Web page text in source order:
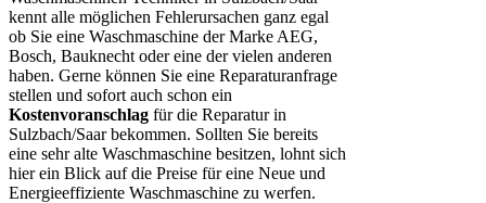
kennt alle möglichen Fehlerursachen ganz egal
ob Sie eine Waschmaschine der Marke AEG,
Bosch, Bauknecht oder eine der vielen anderen
haben. Gerne können Sie eine Reparaturanfrage
stellen und sofort auch schon ein
Kostenvoranschlag für die Reparatur in
Sulzbach/Saar bekommen. Sollten Sie bereits
eine sehr alte Waschmaschine besitzen, lohnt sich
hier ein Blick auf die Preise für eine Neue und
Energieeffiziente Waschmaschine zu werfen.